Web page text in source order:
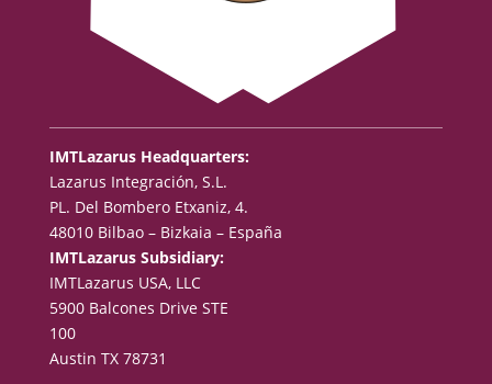
IMTLazarus Headquarters:
Lazarus Integración, S.L.
PL. Del Bombero Etxaniz, 4.
48010 Bilbao – Bizkaia – España
IMTLazarus Subsidiary:
IMTLazarus USA, LLC
5900 Balcones Drive STE
100
Austin TX 78731